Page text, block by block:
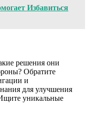
Избавиться
решения они
Обратите
и
для улучшения
уникальные